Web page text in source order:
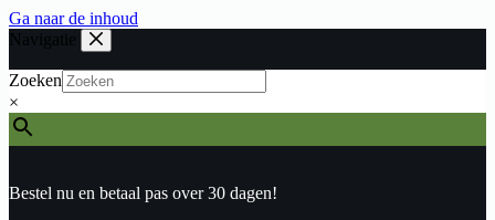
Ga naar de inhoud
Navigatie
Zoeken
×
Bestel nu en betaal pas over 30 dagen!